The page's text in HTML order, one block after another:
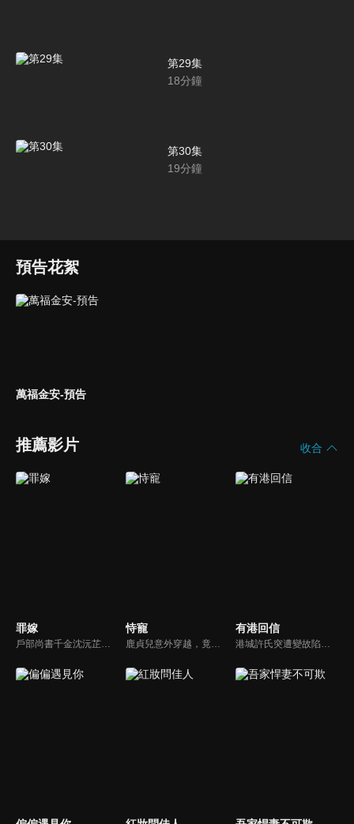
第29集
18分鐘
第30集
19分鐘
預告花絮
萬福金安-預告
推薦影片 收合
罪嫁
戶部尚書千金沈沅芷為救青梅顧恒遠甘願頂罪，卻捲入侯府仇怨，嫁給仇人樊星序。情郎背叛、小叔設局、皇族陷害，她步步為營，暗中翻盤，終揭真兇，解開誤會。真假賀薇蘭現身，掀起最後風暴。
恃寵
鹿貞兒意外穿越，竟成了大業國即將被迫殉葬的悲慘妃子。在生死關頭，她驚覺眼前的傀儡皇帝蕭聞璟竟是來自現代的同鄉。面對宮廷中險象叢生的權力博弈與既定的死亡命運，鹿貞兒拒不服輸，誓要與蕭聞璟聯手逆天改命。然而，正當兩人步步反擊之際，鹿貞兒卻意外發現蕭聞璟背後竟隱藏著更深層的秘密...
有港回信
港城許氏突遭變故陷入絕境，養女許晚信求助婚約對象沈灝，反被沈家父子要脅。緊急關頭，沈家小叔沈顧以沈氏大股東身份歸來，並與許晚信簽訂契約婚姻助其應對危機，許家爺爺在看到許晚信和沈顧後，驚覺二人酷似當年的救國情侶林書意與沈故，在他們的相互扶持中，前世未盡的緣分也被緩緩揭開的故事。